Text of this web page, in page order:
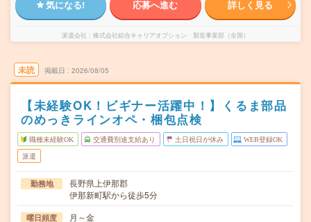
気になる! 応募へ進む 詳しく見る
派遣会社 株式会社綜合キャリアオプション 製造事業部（全国）
未読 掲載日 2026/08/05
【未経験OK！ビギナー活躍中！】くるま部品
のめっきラインオペ・梱包点検
職種未経験OK 交通費別途支給あり 土日祝日が休み WEB登録OK
派遣
勤務地
長野県上伊那郡
伊那新町駅から徒歩5分
曜日頻度 月～金